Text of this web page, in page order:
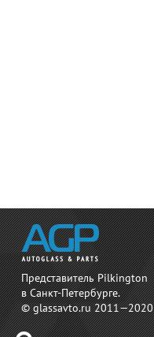
Представитель Pilkington
в Санкт-Петербурге.
© glassavto.ru 2011—2020